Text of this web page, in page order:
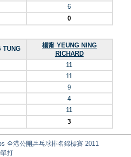
6
0
TUNG
楊甯 YEUNG NING
RICHARD
11
11
9
4
11
3
全港公開乒乓球排名錦標賽 2011
打